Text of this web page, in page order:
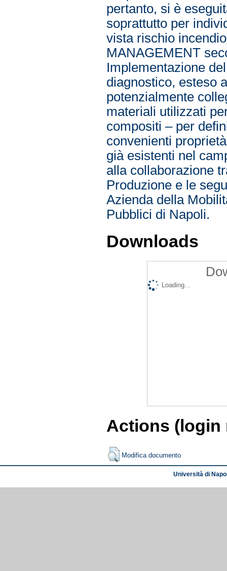
pertanto, si è
soprattutto per
vista rischio
MANAGEMENT
Implementazione
diagnostico, esteso
potenzialmente
materiali utilizzati
compositi – per
convenienti
già esistenti nel
alla collaborazione
Produzione e le
Azienda della
Pubblici di Napoli.
Downloads
Loading...
Actions (login
Modifica documento
Università di